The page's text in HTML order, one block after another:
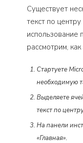
Существует
текст по
использование
рассмотрим,
Стартуете
необходимую
Выделяете
текст по
На панели
«Главная».